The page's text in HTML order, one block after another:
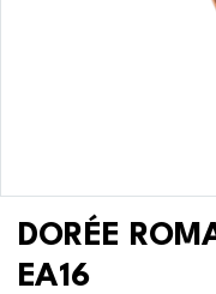
DORÉE
EA16